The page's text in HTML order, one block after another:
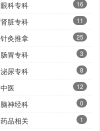
眼科专科 16
肾脏专科 11
针灸推拿 25
肠胃专科 3
泌尿专科 8
中医 12
脑神经科 0
药品相关 1